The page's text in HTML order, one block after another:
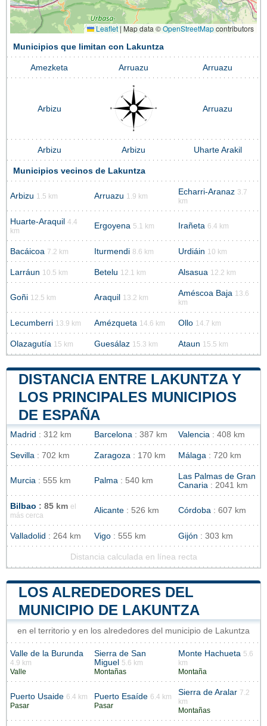
Leaflet| Map data ©OpenStreetMapcontributors
Municipios que limitan con Lakuntza
Amezketa Arruazu Arruazu
Arbizu Arruazu
Arbizu Arbizu Uharte Arakil
Municipios vecinos de Lakuntza
Arbizu 1.5 km Arruazu 1.9 km Echarri-Aranaz 3.7
km
Huarte-Araquil 4.4
km
Ergoyena 5.1 km Irañeta 6.4 km
Bacáicoa 7.2 km Iturmendi 8.6 km Urdiáin 10 km
Larráun 10.5 km Betelu 12.1 km Alsasua 12.2 km
Goñi 12.5 km Araquil 13.2 km Améscoa Baja 13.6
km
Lecumberri 13.9 km Amézqueta 14.6 km Ollo 14.7 km
Olazagutía 15 km Guesálaz 15.3 km Ataun 15.5 km
DISTANCIA ENTRE LAKUNTZA Y
LOS PRINCIPALES MUNICIPIOS
DE ESPAÑA
Madrid : 312 km Barcelona : 387 km Valencia : 408 km
Sevilla : 702 km Zaragoza : 170 km Málaga : 720 km
Murcia : 555 km Palma : 540 km
Las Palmas de Gran
Canaria : 2041 km
Bilbao : 85 km el
más cerca
Alicante : 526 km Córdoba : 607 km
Valladolid : 264 km Vigo : 555 km Gijón : 303 km
Distancia calculada en línea recta
LOS ALREDEDORES DEL
MUNICIPIO DE LAKUNTZA
en el territorio y en los alrededores del municipio de Lakuntza
Valle de la Burunda
4.9 km
Valle
Sierra de San
Miguel
5.6 km
Montañas
Monte Hachueta 5.6
km
Montaña
Puerto Usaide 6.4 km
Pasar
Puerto Esaíde 6.4 km
Pasar
Sierra de Aralar 7.2
km
Montañas